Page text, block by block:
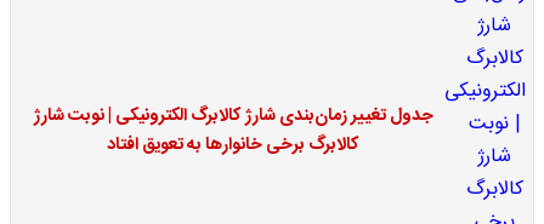
جدول تغییر زمان‌بندی شارژ کالابرگ الکترونیکی | نوبت شارژ
کالابرگ برخی خانوارها به تعویق افتاد